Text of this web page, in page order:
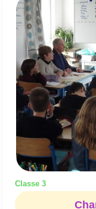
Classe 3